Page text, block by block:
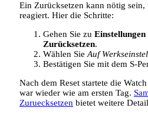
Ein Zurücksetzen kann nötig sein,
reagiert. Hier die Schritte:
Gehen Sie zu
Zurücksetzen.
Wählen SieAuf
Bestätigen Sie mit dem
Nach dem Reset startete die
war wieder wie am ersten Tag.
Zuruecksetzen bietet weitere